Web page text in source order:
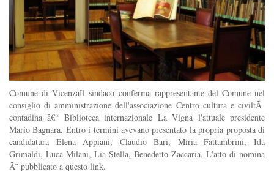
Comune di VicenzaIl sindaco conferma rappresentante del Comune nel
consiglio di amministrazione dell'associazione Centro cultura e civiltÃ
contadina â€“ Biblioteca internazionale La Vigna l'attuale presidente
Mario Bagnara. Entro i termini avevano presentato la propria proposta di
candidatura Elena Appiani, Claudio Bari, Miria Fattambrini, Ida
Grimaldi, Luca Milani, Lia Stella, Benedetto Zaccaria. L'atto di nomina
Ã¨ pubblicato a questo link.